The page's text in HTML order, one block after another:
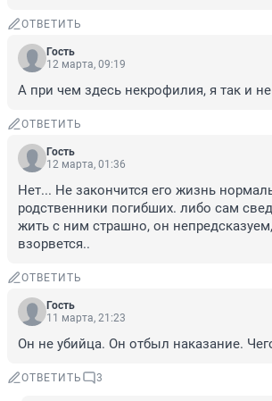
ОТВЕТИТЬ
Гость
12 марта, 09:19
А при чем здесь некрофилия, я так и
ОТВЕТИТЬ
Гость
12 марта, 01:36
Нет... Не закончится его жизнь
родственники погибших. либо сам
жить с ним страшно, он
взорвется..
ОТВЕТИТЬ
Гость
11 марта, 21:23
Он не убийца. Он отбыл наказание.
ОТВЕТИТЬ 3